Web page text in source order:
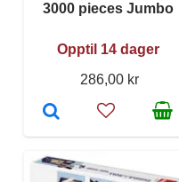
3000 pieces Jumbo
Opptil 14 dager
286,00 kr